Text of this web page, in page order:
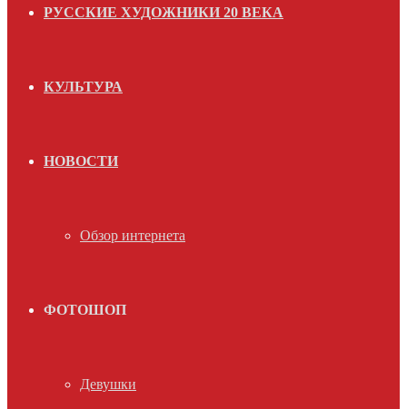
РУССКИЕ ХУДОЖНИКИ 20 ВЕКА
КУЛЬТУРА
НОВОСТИ
Обзор интернета
ФОТОШОП
Девушки